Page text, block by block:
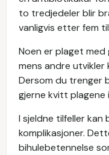
to tredjedeler blir
vanligvis etter fem
Noen er plaget
mens andre utvikler
Dersom du trenger
gjerne kvitt plagene
I sjeldne tilfeller kan
komplikasjoner.
bihulebetennelse